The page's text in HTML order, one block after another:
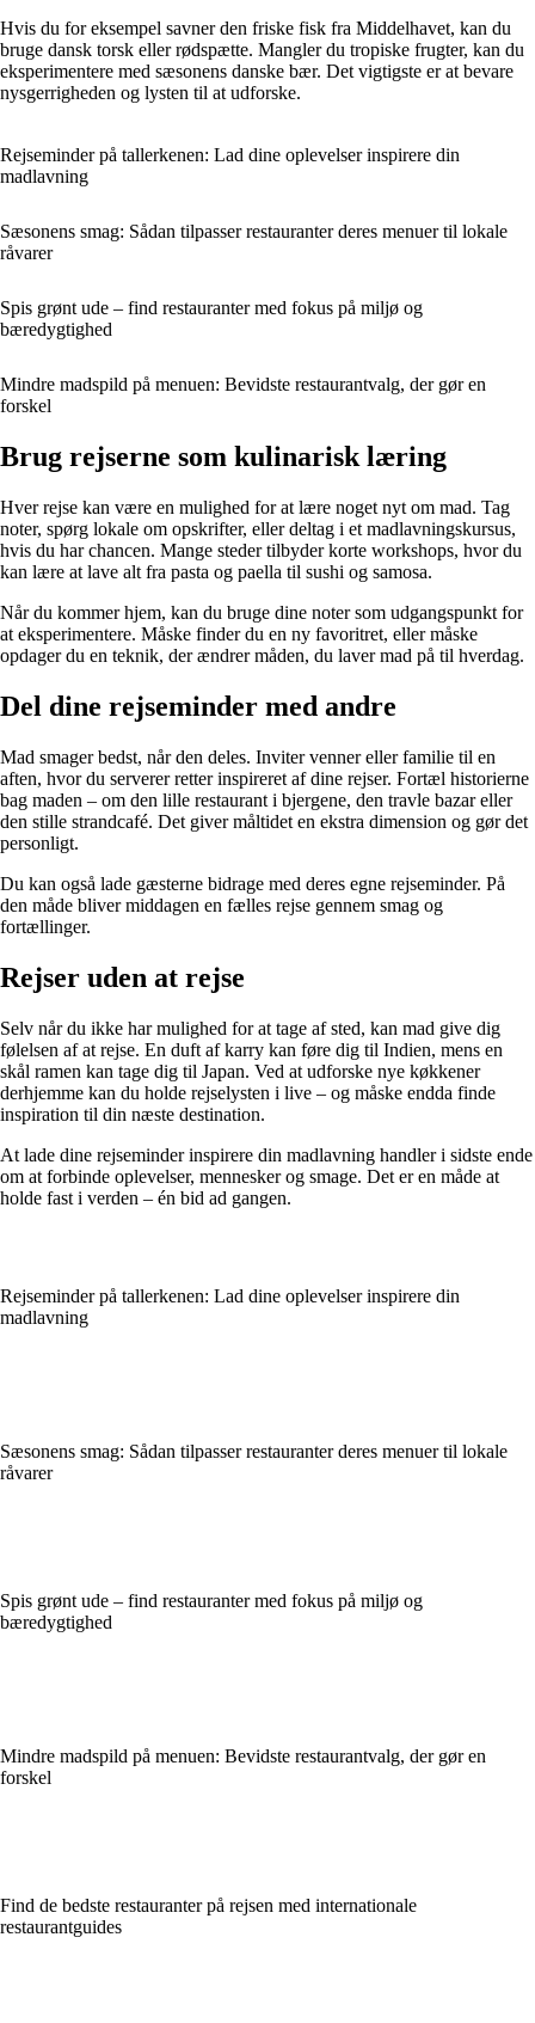
Hvis du for eksempel savner den friske fisk fra Middelhavet, kan du
bruge dansk torsk eller rødspætte. Mangler du tropiske frugter, kan du
eksperimentere med sæsonens danske bær. Det vigtigste er at bevare
nysgerrigheden og lysten til at udforske.
Rejseminder på tallerkenen: Lad dine oplevelser inspirere din
madlavning
Sæsonens smag: Sådan tilpasser restauranter deres menuer til lokale
råvarer
Spis grønt ude – find restauranter med fokus på miljø og
bæredygtighed
Mindre madspild på menuen: Bevidste restaurantvalg, der gør en
forskel
Brug rejserne som kulinarisk læring
Hver rejse kan være en mulighed for at lære noget nyt om mad. Tag
noter, spørg lokale om opskrifter, eller deltag i et madlavningskursus,
hvis du har chancen. Mange steder tilbyder korte workshops, hvor du
kan lære at lave alt fra pasta og paella til sushi og samosa.
Når du kommer hjem, kan du bruge dine noter som udgangspunkt for
at eksperimentere. Måske finder du en ny favoritret, eller måske
opdager du en teknik, der ændrer måden, du laver mad på til hverdag.
Del dine rejseminder med andre
Mad smager bedst, når den deles. Inviter venner eller familie til en
aften, hvor du serverer retter inspireret af dine rejser. Fortæl historierne
bag maden – om den lille restaurant i bjergene, den travle bazar eller
den stille strandcafé. Det giver måltidet en ekstra dimension og gør det
personligt.
Du kan også lade gæsterne bidrage med deres egne rejseminder. På
den måde bliver middagen en fælles rejse gennem smag og
fortællinger.
Rejser uden at rejse
Selv når du ikke har mulighed for at tage af sted, kan mad give dig
følelsen af at rejse. En duft af karry kan føre dig til Indien, mens en
skål ramen kan tage dig til Japan. Ved at udforske nye køkkener
derhjemme kan du holde rejselysten i live – og måske endda finde
inspiration til din næste destination.
At lade dine rejseminder inspirere din madlavning handler i sidste ende
om at forbinde oplevelser, mennesker og smage. Det er en måde at
holde fast i verden – én bid ad gangen.
Rejseminder på tallerkenen: Lad dine oplevelser inspirere din
madlavning
Sæsonens smag: Sådan tilpasser restauranter deres menuer til lokale
råvarer
Spis grønt ude – find restauranter med fokus på miljø og
bæredygtighed
Mindre madspild på menuen: Bevidste restaurantvalg, der gør en
forskel
Find de bedste restauranter på rejsen med internationale
restaurantguides